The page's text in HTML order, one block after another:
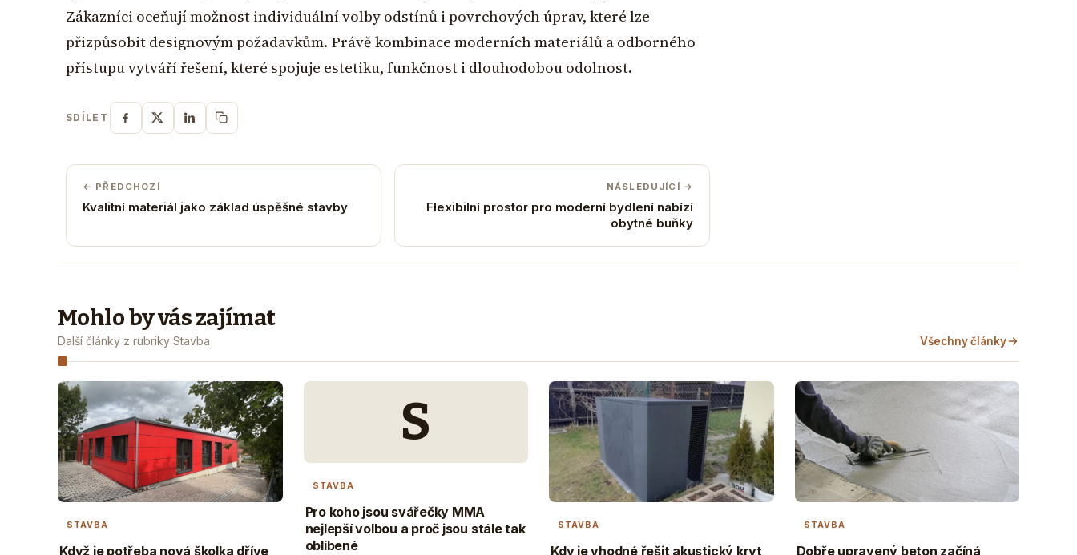
Zákazníci oceňují možnost individuální volby odstínů i povrchových úprav, které lze
přizpůsobit designovým požadavkům. Právě kombinace moderních materiálů a odborného
přístupu vytváří řešení, které spojuje estetiku, funkčnost i dlouhodobou odolnost.
SDÍLET
← PŘEDCHOZÍ
Kvalitní materiál jako základ úspěšné stavby
NÁSLEDUJÍCÍ →
Flexibilní prostor pro moderní bydlení nabízí
obytné buňky
Mohlo by vás zajímat
Další články z rubriky Stavba Všechny články
STAVBA
Když je potřeba nová školka dříve
S
STAVBA
Pro koho jsou svářečky MMA
nejlepší volbou a proč jsou stále tak
oblíbené
STAVBA
Kdy je vhodné řešit akustický kryt
STAVBA
Dobře upravený beton začíná